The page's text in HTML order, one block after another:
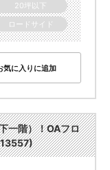
20坪以下
ロードサイド
気に入りに追加
一階）！OAフロ